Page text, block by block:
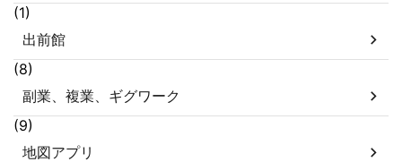
(1)
出前館
(8)
副業、複業、ギグワーク
(9)
地図アプリ